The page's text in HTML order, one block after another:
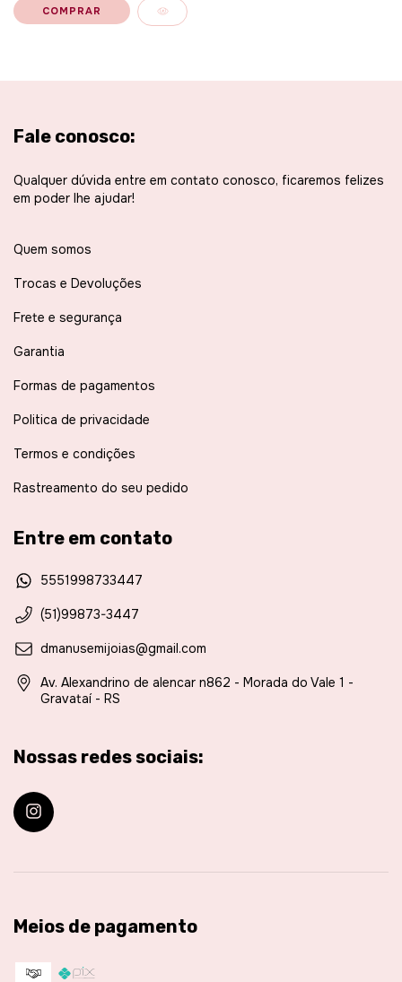
Fale conosco:
Qualquer dúvida entre em contato conosco, ficaremos felizes
em poder lhe ajudar!
Quem somos
Trocas e Devoluções
Frete e segurança
Garantia
Formas de pagamentos
Politica de privacidade
Termos e condições
Rastreamento do seu pedido
Entre em contato
5551998733447
(51)99873-3447
dmanusemijoias@gmail.com
Av. Alexandrino de alencar n862 - Morada do Vale 1 -
Gravataí - RS
Nossas redes sociais:
Meios de pagamento